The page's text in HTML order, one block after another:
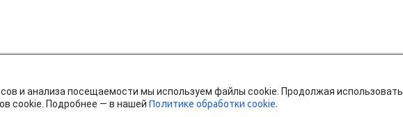
и анализа посещаемости мы используем файлы cookie. Продолжая использовать
cookie. Подробнее — в нашей Политике обработки cookie.